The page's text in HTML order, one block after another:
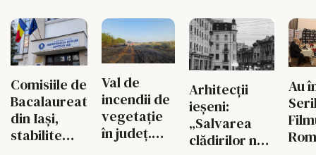
merge în
turul III al
Cupei
României
Comisiile de
Bacalaureat
din Iași,
stabilite
Val de
incendii de
vegetație
în județ.
Arhitecții
ieșeni:
„Salvarea
clădirilor nu
Au